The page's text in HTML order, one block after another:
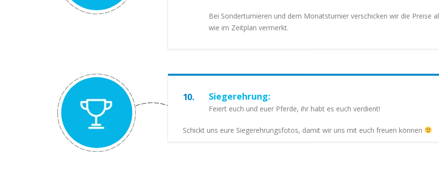
Bei Sonderturnieren und dem Monatsturnier verschicken wir die Preise
wie im Zeitplan vermerkt.
10. Siegerehrung:
Feiert euch und euer Pferde, ihr habt es euch verdient!
Schickt uns eure Siegerehrungsfotos, damit wir uns mit euch freuen können